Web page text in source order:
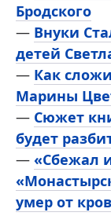
Бродского
— Внуки
детей
— Как
Марины
— Сюжет
будет
— «Сбежал
умер от